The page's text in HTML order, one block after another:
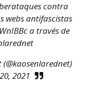
contra
webs antifascistas
a través de
2021